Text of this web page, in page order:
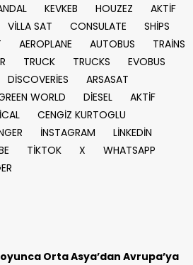
KEVKEB HOUZEZ
AKTİF
VİLLA SAT CONSULATE
SHİPS
AEROPLANE AUTOBUS
TRAİNS
TRUCK TRUCKS
EVOBUS
DİSCOVERİES
ARSASAT
WORLD DİESEL
AKTİF
CENGİZ KURTOGLU
İNSTAGRAM
LİNKEDİN
TİKTOK X
WHATSAPP
Orta Asya’dan Avrupa’ya